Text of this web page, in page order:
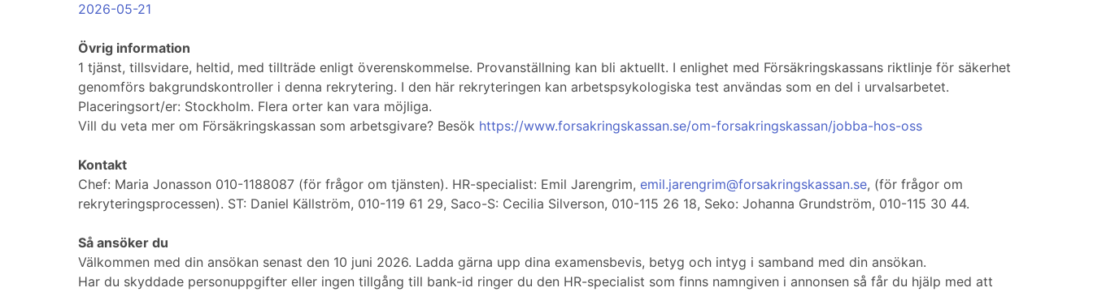
2026-05-21
Övrig information
1 tjänst, tillsvidare, heltid, med tillträde enligt överenskommelse. Provanställning kan bli aktuellt. I enlighet med Försäkringskassans riktlinje för säkerhet
genomförs bakgrundskontroller i denna rekrytering. I den här rekryteringen kan arbetspsykologiska test användas som en del i urvalsarbetet.
Placeringsort/er: Stockholm. Flera orter kan vara möjliga.
Vill du veta mer om Försäkringskassan som arbetsgivare? Besök https://www.forsakringskassan.se/om-forsakringskassan/jobba-hos-oss
Kontakt
Chef: Maria Jonasson 010-1188087 (för frågor om tjänsten). HR-specialist: Emil Jarengrim, emil.jarengrim@forsakringskassan.se, (för frågor om
rekryteringsprocessen). ST: Daniel Källström, 010-119 61 29, Saco-S: Cecilia Silverson, 010-115 26 18, Seko: Johanna Grundström, 010-115 30 44.
Så ansöker du
Välkommen med din ansökan senast den 10 juni 2026. Ladda gärna upp dina examensbevis, betyg och intyg i samband med din ansökan.
Har du skyddade personuppgifter eller ingen tillgång till bank-id ringer du den HR-specialist som finns namngiven i annonsen så får du hjälp med att